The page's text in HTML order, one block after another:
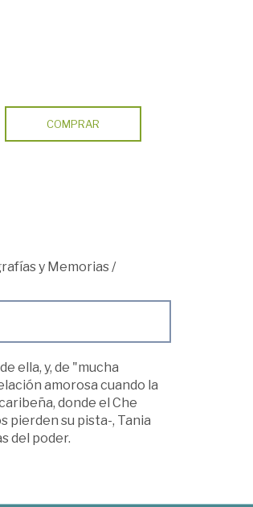
COMPRAR
y Memorias/
ella, y, de "mucha
amorosa cuando la
donde el Che
pierden su pista-, Tania
del poder.